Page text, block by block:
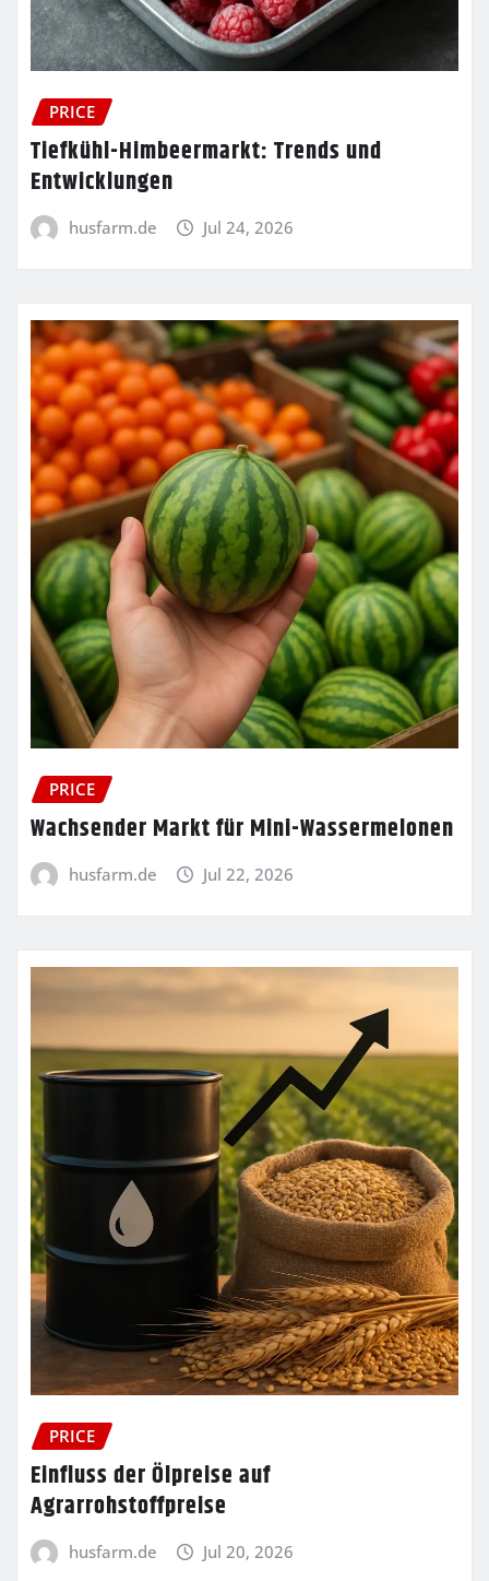
PRICE
Tiefkühl-Himbeermarkt: Trends und
Entwicklungen
husfarm.de Jul 24, 2026
PRICE
Wachsender Markt für Mini-Wassermelonen
husfarm.de Jul 22, 2026
PRICE
Einfluss der Ölpreise auf
Agrarrohstoffpreise
husfarm.de Jul 20, 2026